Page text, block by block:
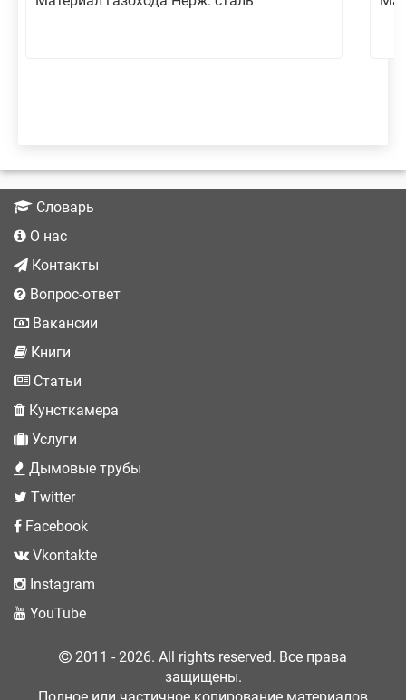
Словарь
О нас
Контакты
Вопрос-ответ
Вакансии
Книги
Статьи
Кунсткамера
Услуги
Дымовые трубы
Twitter
Facebook
Vkontakte
Instagram
YouTube
2011 - 2026. All rights reserved. Все права
защищены.